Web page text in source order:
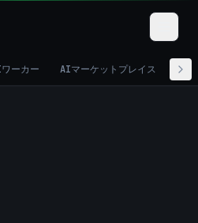
ーカー AIマーケットプレイス デ
Development